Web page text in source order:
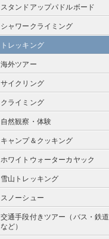
スタンドアップパドルボード
シャワークライミング
トレッキング
海外ツアー
サイクリング
クライミング
自然観察・体験
キャンプ＆クッキング
ホワイトウォーターカヤック
雪山トレッキング
スノーシュー
交通手段付きツアー（バス・鉄道
など）